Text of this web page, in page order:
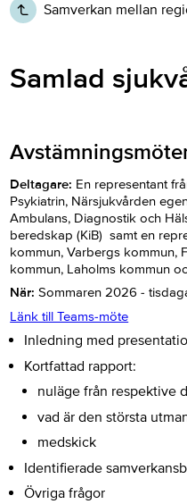
Samverkan mellan
Samlad
Deltagare: En representant
Psykiatrin, Närsjukvården
Ambulans, Diagnostik och
beredskap (KiB) samt en
kommun, Varbergs kommun,
kommun, Laholms kommun
När: Sommaren 2026 -
Länk till Teams-möte
Inledning med
Kortfattad rapport:
nuläge från respektive
vad är den största
medskick
Identifierade
Övriga frågor